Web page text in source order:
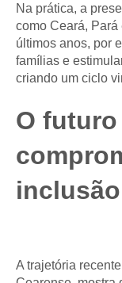
Na prática, a
como Ceará,
últimos anos, por
famílias e
criando um ciclo
O
inclusão
A trajetória